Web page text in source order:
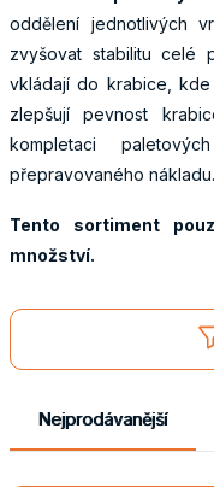
oddělení jednotlivých
zvyšovat stabilitu celé
vkládají do krabice,
zlepšují pevnost
kompletaci
přepravovaného nákladu.
Tento sortiment
množství.
Obaly
Nejprodávanější